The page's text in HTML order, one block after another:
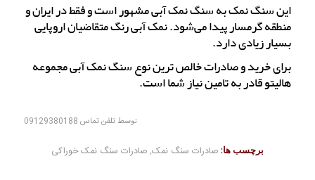
این سنگ نمک به سنگ نمک آبی مشهور است و فقط در ایران و
منطقه گرمسار پیدا می‌شود. نمک آبی رنگ متقاضیان اروپایی
بسیار زیادی دارد.
برای خرید و صادرات خالص ترین نوع سنگ نمک آبی مجموعه
هالیتو قادر به تامین نیاز شما است.
توسطتلفن تماس 09129380188
برچسب ها: صادرات سنگ نمک, صادرات سنگ نمک خوراکی